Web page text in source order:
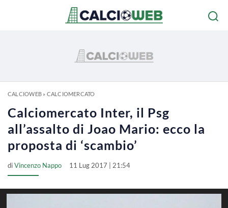
CALCIOWEB» CALCIOMERCATO
Calciomercato Inter, il Psg
all’assalto di Joao Mario: ecco la
proposta di ‘scambio’
diVincenzo Nappo 11 Lug 2017 | 21:54